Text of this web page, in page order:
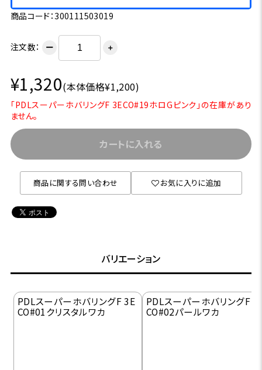
商品コード：300111503019
注文数： ー ＋
¥1,320(本体価格¥1,200)
「PDLスーパーホバリングF 3ECO#19ホロGピンク」の在庫があり
ません。
カートに入れる
商品に関する問い合わせ お気に入りに追加
バリエーション
PDLスーパーホバリングF 3E
CO#01クリスタルワカ
PDLスーパーホバリングF
CO#02パールワカ